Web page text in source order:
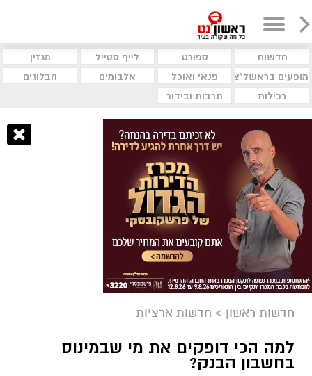
חדשות ספורט לייף סטייל
מגזין
מופעים בראשל"צ
פנאי ואוכל אלבומים
הבלוגים
רכילות
תרבות ובידור
חדשות ראשון > חדשות ארציות
למה הכי דופקים את מי שבמינוס
בחשבון הבנק?